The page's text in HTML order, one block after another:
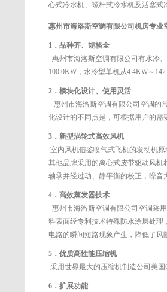
心式冷水机、螺杆式冷水机及活塞
惠州市海洛斯空调有限公司 机房专业
1．品种齐、规格全
惠州市海洛斯空调有限公司有水冷
100.0KW，水冷型单机从4.4KW～
2．模块化设计、使用灵活
惠州市海洛斯空调有限公司 空调的
化设计的不同点是，可根据用户的
3．新型涡轮式高效风机
室内风机借鉴喷气式飞机的发动机
其他品牌采用的离心式皮带驱动风
轴承并经过动、静平衡的校正，噪
4．高效蒸发器技术
惠州市海洛斯空调有限公司 空调采
料表面经专利技术特殊防水涂层处
电路的瞬间短路现象产生，降低了
5．优质高性能压缩机
采用世界最大的压缩机制造公司美
6．扩展功能